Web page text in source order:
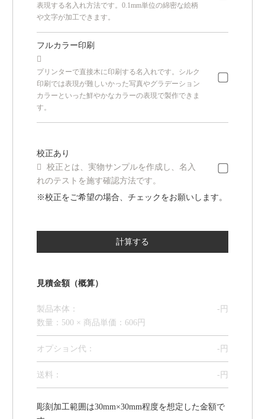
表現する名入れ方法です。0.1mm単位の綿密な絵柄
や文字が加工できます。
フルカラー印刷

プリンターで直接木に印刷する名入れです。シルク
印刷では表現が難しいかった写真やグラデーション
カラーといった鮮やかなカラーの表現で製作できま
す。
校正あり

校正とは、実物サンプルを作成し、名入
れのテストを施す確認方法です。
※校正をご希望の場合、チェックをお願いします。
見積金額（概算）
製品本体：
数量：500 × 商品単価：606円
- 円
オプション代 ： - 円
送料： - 円
彫刻加工範囲は30mm×30mm程度を想定した金額で